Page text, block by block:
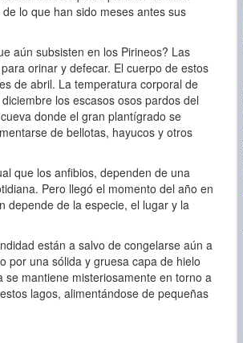
lo que han sido meses antes sus
aún subsisten en los Pirineos? Las
orinar y defecar. El cuerpo de estos
de abril. La temperatura corporal de
los escasos osos pardos del
donde el gran plantígrado se
de bellotas, hayucos y otros
que los anfibios, dependen de una
Pero llegó el momento del año en
depende de la especie, el lugar y la
están a salvo de congelarse aún a
por una sólida y gruesa capa de hielo
mantiene misteriosamente en torno a
lagos, alimentándose de pequeñas